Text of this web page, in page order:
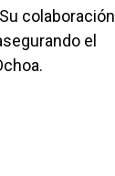
colaboración
el